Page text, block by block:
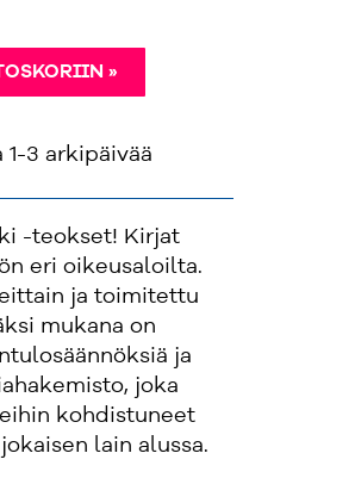
»
1-3 arkipäivää
-teokset! Kirjat
eri oikeusaloilta.
ja toimitettu
mukana on
ja
joka
kohdistuneet
lain alussa.